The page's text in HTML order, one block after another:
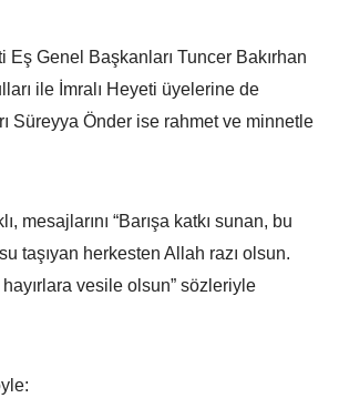
Eş Genel Başkanları Tuncer Bakırhan
ile İmralı Heyeti üyelerine de
Süreyya Önder ise rahmet ve minnetle
mesajlarını “Barışa katkı sunan, bu
taşıyan herkesten Allah razı olsun.
vesile olsun” sözleriyle